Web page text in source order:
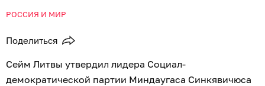
РОССИЯ И МИР
Поделиться
Сейм Литвы утвердил лидера Социал-
демократической партии Миндаугаса Синкявичюса